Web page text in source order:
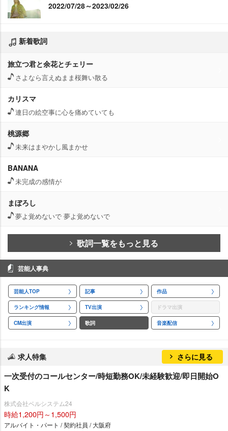
2022/07/28～2023/02/26
新着歌詞
旅立つ君と余花とチェリー
さよなら言えぬまま桜舞い散る
カリスマ
連日の絵空事に心を痛めていても
桃源郷
未来はまやかし風まかせ
BANANA
未完成の感情が
まぼろし
夢よ覚めないで 夢よ覚めないで
歌詞一覧をもっと見る
芸能人事典
芸能人TOP 記事 作品
ランキング情報 TV出演 ドラマ出演
CM出演 歌詞 音楽配信
求人特集 さらに見る
一次受付のコールセンター/時短勤務OK/未経験歓迎/即日開始O
K
株式会社ベルシステム24
時給1,200円～1,500円
アルバイト・パート / 契約社員 / 大阪府